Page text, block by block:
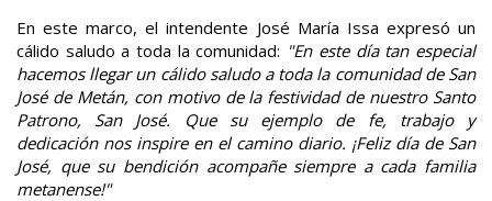
En este marco, el intendente José María Issa expresó un
cálido saludo a toda la comunidad: "En este día tan especial
hacemos llegar un cálido saludo a toda la comunidad de San
José de Metán, con motivo de la festividad de nuestro Santo
Patrono, San José. Que su ejemplo de fe, trabajo y
dedicación nos inspire en el camino diario. ¡Feliz día de San
José, que su bendición acompañe siempre a cada familia
metanense!"